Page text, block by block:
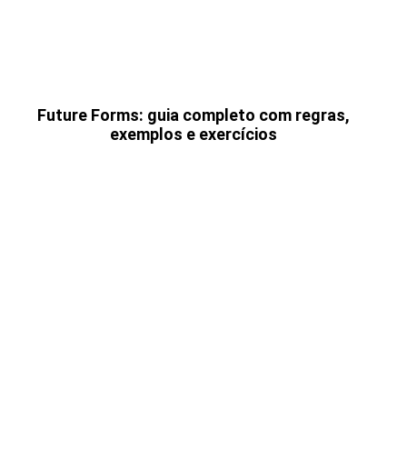
Future Forms: guia completo com regras,
exemplos e exercícios